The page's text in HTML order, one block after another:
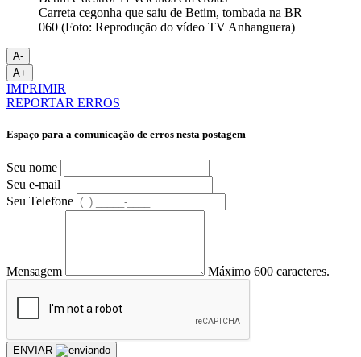
Carreta cegonha que saiu de Betim, tombada na BR
060 (Foto: Reprodução do vídeo TV Anhanguera)
A-
A+
IMPRIMIR
REPORTAR ERROS
Espaço para a comunicação de erros nesta postagem
Seu nome
Seu e-mail
Seu Telefone
Mensagem Máximo 600 caracteres.
ENVIAR